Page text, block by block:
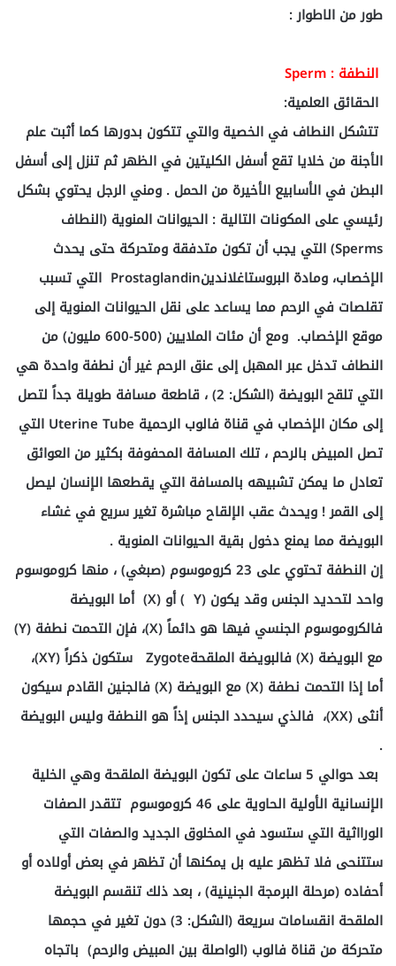
طور من الاطوار :
النطفة : Sperm
الحقائق العلمية:
تتشكل النطاف في الخصية والتي تتكون بدورها كما أثبت علم
الأجنة من خلايا تقع أسفل الكليتين في الظهر ثم تنزل إلى أسفل
البطن في الأسابيع الأخيرة من الحمل . ومني الرجل يحتوي بشكل
رئيسي على المكونات التالية : الحيوانات المنوية (النطاف
Sperms) التي يجب أن تكون متدفقة ومتحركة حتى يحدث
الإخصاب، ومادة البروستاغلاندينProstaglandin التي تسبب
تقلصات في الرحم مما يساعد على نقل الحيوانات المنوية إلى
موقع الإخصاب. ومع أن مئات الملايين (500-600 مليون) من
النطاف تدخل عبر المهبل إلى عنق الرحم غير أن نطفة واحدة هي
التي تلقح البويضة (الشكل: 2) ، قاطعة مسافة طويلة جداً لتصل
إلى مكان الإخصاب في قناة فالوب الرحمية Uterine Tube التي
تصل المبيض بالرحم ، تلك المسافة المحفوفة بكثير من العوائق
تعادل ما يمكن تشبيهه بالمسافة التي يقطعها الإنسان ليصل
إلى القمر ! ويحدث عقب الإلقاح مباشرة تغير سريع في غشاء
البويضة مما يمنع دخول بقية الحيوانات المنوية .
إن النطفة تحتوي على 23 كروموسوم (صبغي) ، منها كروموسوم
واحد لتحديد الجنس وقد يكون (Y ) أو (X) أما البويضة
فالكروموسوم الجنسي فيها هو دائماً (X)، فإن التحمت نطفة (Y)
مع البويضة (X) فالبويضة الملقحةZygote ستكون ذكراً (XY)،
أما إذا التحمت نطفة (X) مع البويضة (X) فالجنين القادم سيكون
أنثى (XX)، فالذي سيحدد الجنس إذاً هو النطفة وليس البويضة
.
بعد حوالي 5 ساعات على تكون البويضة الملقحة وهي الخلية
الإنسانية الأولية الحاوية على 46 كروموسوم تتقدر الصفات
الورااثية التي ستسود في المخلوق الجديد والصفات التي
ستتنحى فلا تظهر عليه بل يمكنها أن تظهر في بعض أولاده أو
أحفاده (مرحلة البرمجة الجنينية) ، بعد ذلك تنقسم البويضة
الملقحة انقسامات سريعة (الشكل: 3) دون تغير في حجمها
متحركة من قناة فالوب (الواصلة بين المبيض والرحم) باتجاه